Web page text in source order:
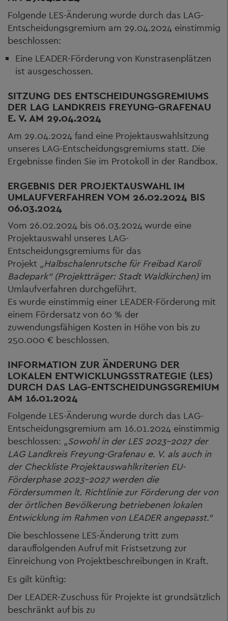
Folgende LES-Änderung wurde durch das LAG-
Entscheidungsgremium am 29.04.2024 einstimmig
beschlossen:
Eine LEADER-Förderung von Kunstrasenplätzen
ist ausgeschossen.
SITZUNG DES ENTSCHEIDUNGSGREMIUMS
DER LAG LANDKREIS FREYUNG-GRAFENAU
E. V. AM 29.04.2024
Am 29.04.2024 fand eine Projektauswahlsitzung
unseres LAG-Entscheidungsgremiums statt. Die
Ergebnisse finden Sie im Protokoll in der Randbox.
ERGEBNIS DER PROJEKTAUSWAHL IM
UMLAUFVERFAHREN VOM 26.02.2024 BIS
06.03.2024
Vom 26.02.2024 bis 06.03.2024 wurde eine
Projektauswahl unseres LAG-
Entscheidungsgremiums für das
Projekt „Halbschalenrutsche für Freibad Karoli
Badepark“ (Projektträger: Stadt Waldkirchen) im
Umlaufverfahren durchgeführt.
Es wurde einstimmig einer LEADER-Förderung mit
einem Fördersatz von 60 % der
zuwendungsfähigen Kosten in Höhe von bis zu
250.000 € beschlossen.
INFORMATION ZUR ÄNDERUNG DER
LOKALEN ENTWICKLUNGSSTRATEGIE (LES)
DURCH DAS LAG-ENTSCHEIDUNGSGREMIUM
AM 16.01.2024
Folgende LES-Änderung wurde durch das LAG-
Entscheidungsgremium am 16.01.2024 einstimmig
beschlossen: „Sowohl in der LES 2023-2027 der
LAG Landkreis Freyung-Grafenau e. V. als auch in
der Checkliste Projektauswahlkriterien EU-
Förderphase 2023-2027 werden die
Fördersummen lt. Richtlinie zur Förderung der von
der örtlichen Bevölkerung betriebenen lokalen
Entwicklung im Rahmen von LEADER angepasst.“
Die beschlossene LES-Änderung tritt zum
darauffolgenden Aufruf mit Fristsetzung zur
Einreichung von Projektbeschreibungen in Kraft.
Es gilt künftig:
Der LEADER-Zuschuss für Projekte ist grundsätzlich
beschränkt auf bis zu